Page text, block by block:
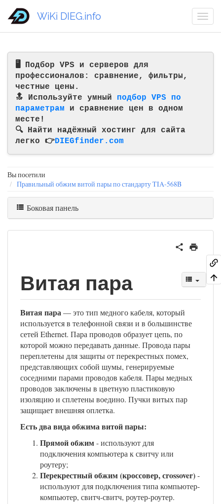
🖥️ Подбор VPS и серверов для
профессионалов: сравнение, фильтры,
честные цены.
🔝 Используйте умный подбор VPS по
параметрам и сравнение цен в одном
месте!
🔍 Найти надёжный хостинг для сайта
легко 👉DIEGfinder.com
WiKi DIEG.info
Вы посетили
Правильный обжим витой пары по стандарту TIA-568B
Боковая панель
Витая пара
Витая пара— это тип медного кабеля, который
используется в телефонной связи и в большинстве
сетей Ethernet. Пара проводов образует цепь, по
которой можно передавать данные. Провода пары
переплетены для защиты от перекрестных помех,
представляющих собой шумы, генерируемые
соседними парами проводов кабеля. Пары медных
проводов заключены в цветную пластиковую
изоляцию и сплетены воедино. Пучки витых пар
защищает внешняя оплетка.
Есть два вида обжима витой пары:
Прямой обжим- используют для
подключения компьютера к свитчу или
роутеру;
Перекрестный обжим (кроссовер, сrossover)-
используют для подключения типа компьютер-
компьютер, свитч-свитч, роутер-роутер.